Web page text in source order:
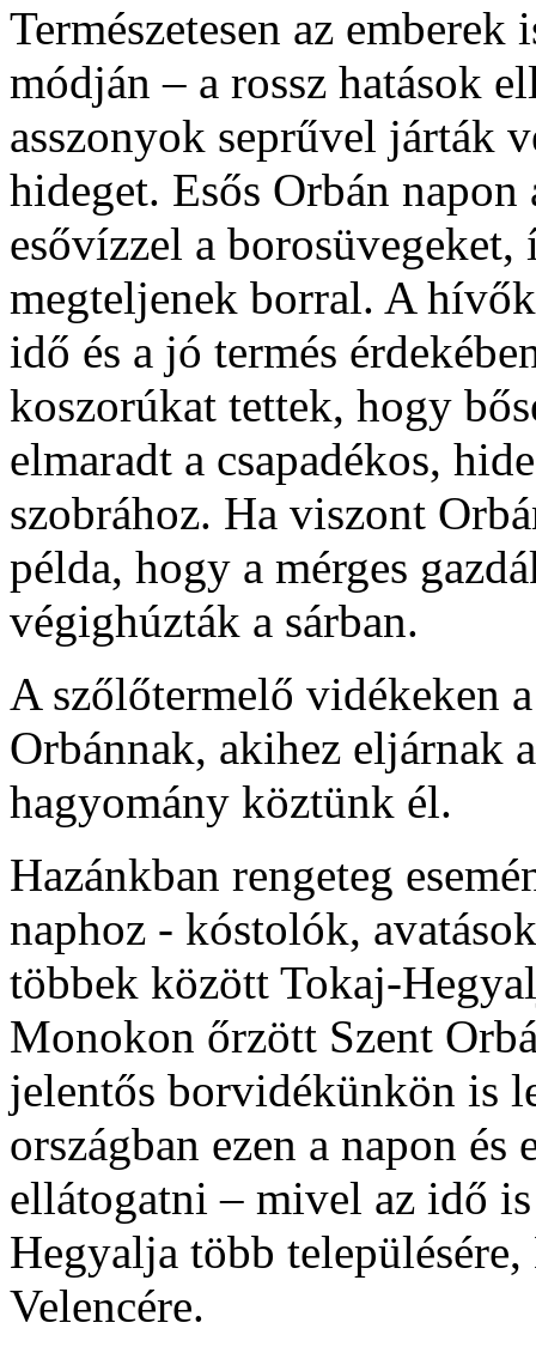
Természetesen az
módján – a rossz hatások
asszonyok seprűvel járták
hideget. Esős Orbán
esővízzel a
megteljenek borral. A
idő és a jó termés
koszorúkat tettek, hogy
elmaradt a csapadékos,
szobrához. Ha viszont
példa, hogy a mérges
végighúzták a sárban.
A szőlőtermelő vidékeken
Orbánnak, akihez eljárnak
hagyomány köztünk él.
Hazánkban rengeteg
naphoz - kóstolók,
többek között Tokaj-
Monokon őrzött Szent
jelentős borvidékünkön is
országban ezen a napon és
ellátogatni – mivel az idő
Hegyalja több
Velencére.